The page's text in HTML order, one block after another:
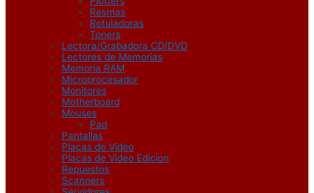
Resmas
Rotuladoras
Toners
Lectora/Grabadora CD/DVD
Lectores de Memorias
Memoria RAM
Microprocesador
Monitores
Motherboard
Mouses
Pad
Pantallas
Placas de Video
Placas de Video Edicion
Repuestos
Scanners